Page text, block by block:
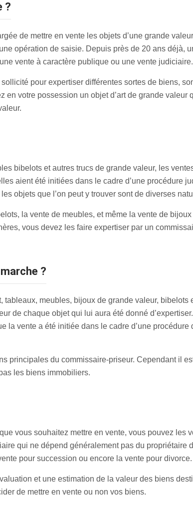
?
de mettre en vente les objets d’une grande
opération de saisie. Depuis près de 20 ans déjà,
vente à caractère publique ou une vente judiciaire.
pour expertiser différentes sortes de biens,
votre possession un objet d’art de grande valeur
bibelots et autres trucs de grande valeur, les
aient été initiées dans le cadre d’une procédure
objets que l’on peut y trouver sont de diverses
la vente de meubles, et même la vente de bijoux
vous devez les faire expertiser par un
?
tableaux, meubles, bijoux de grande valeur, bibelots
de chaque objet qui lui aura été donné
la vente a été initiée dans le cadre d’une procédure
principales du commissaire-priseur. Cependant il
les biens immobiliers.
vous souhaitez mettre en vente, vous pouvez les
qui ne dépend généralement pas du propriétaire
pour succession ou encore la vente pour divorce.
et une estimation de la valeur des biens
de mettre en vente ou non vos biens.